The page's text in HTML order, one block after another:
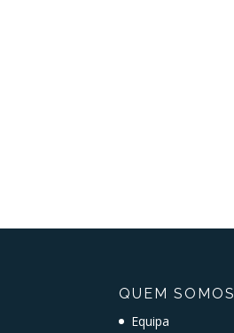
QUEM SOMOS
Equipa